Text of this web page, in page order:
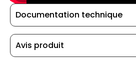
Documentation technique
Avis produit